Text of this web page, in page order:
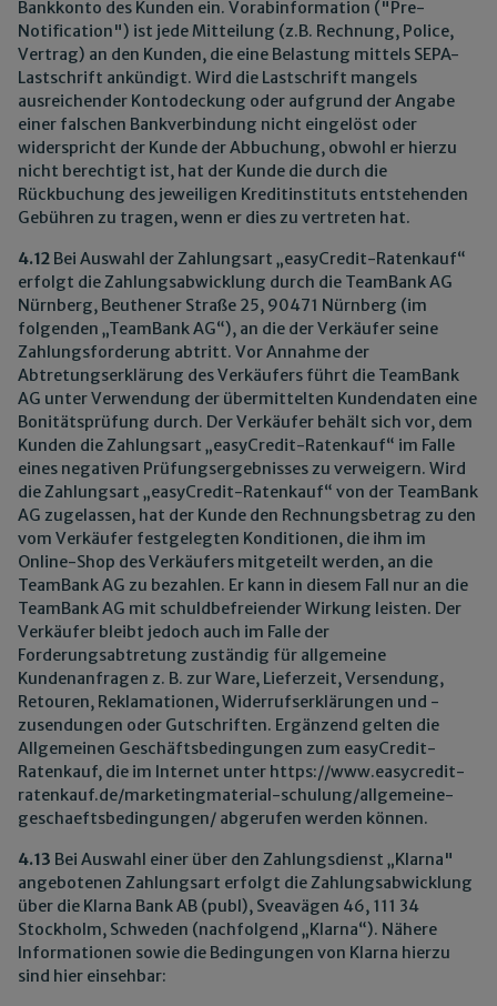
Bankkonto des Kunden ein. Vorabinformation ("Pre-
Notification") ist jede Mitteilung (z.B. Rechnung, Police,
Vertrag) an den Kunden, die eine Belastung mittels SEPA-
Lastschrift ankündigt. Wird die Lastschrift mangels
ausreichender Kontodeckung oder aufgrund der Angabe
einer falschen Bankverbindung nicht eingelöst oder
widerspricht der Kunde der Abbuchung, obwohl er hierzu
nicht berechtigt ist, hat der Kunde die durch die
Rückbuchung des jeweiligen Kreditinstituts entstehenden
Gebühren zu tragen, wenn er dies zu vertreten hat.
4.12 Bei Auswahl der Zahlungsart „easyCredit-Ratenkauf“
erfolgt die Zahlungsabwicklung durch die TeamBank AG
Nürnberg, Beuthener Straße 25, 90471 Nürnberg (im
folgenden „TeamBank AG“), an die der Verkäufer seine
Zahlungsforderung abtritt. Vor Annahme der
Abtretungserklärung des Verkäufers führt die TeamBank
AG unter Verwendung der übermittelten Kundendaten eine
Bonitätsprüfung durch. Der Verkäufer behält sich vor, dem
Kunden die Zahlungsart „easyCredit-Ratenkauf“ im Falle
eines negativen Prüfungsergebnisses zu verweigern. Wird
die Zahlungsart „easyCredit-Ratenkauf“ von der TeamBank
AG zugelassen, hat der Kunde den Rechnungsbetrag zu den
vom Verkäufer festgelegten Konditionen, die ihm im
Online-Shop des Verkäufers mitgeteilt werden, an die
TeamBank AG zu bezahlen. Er kann in diesem Fall nur an die
TeamBank AG mit schuldbefreiender Wirkung leisten. Der
Verkäufer bleibt jedoch auch im Falle der
Forderungsabtretung zuständig für allgemeine
Kundenanfragen z. B. zur Ware, Lieferzeit, Versendung,
Retouren, Reklamationen, Widerrufserklärungen und -
zusendungen oder Gutschriften. Ergänzend gelten die
Allgemeinen Geschäftsbedingungen zum easyCredit-
Ratenkauf, die im Internet unter https://www.easycredit-
ratenkauf.de/marketingmaterial-schulung/allgemeine-
geschaeftsbedingungen/ abgerufen werden können.
4.13 Bei Auswahl einer über den Zahlungsdienst „Klarna"
angebotenen Zahlungsart erfolgt die Zahlungsabwicklung
über die Klarna Bank AB (publ), Sveavägen 46, 111 34
Stockholm, Schweden (nachfolgend „Klarna“). Nähere
Informationen sowie die Bedingungen von Klarna hierzu
sind hier einsehbar: